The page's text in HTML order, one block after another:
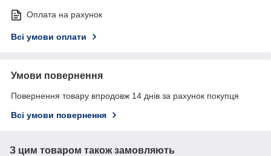
Оплата на рахунок
Всі умови оплати
Умови повернення
Повернення товару впродовж 14 днів за рахунок покупця
Всі умови повернення
З цим товаром також замовляють